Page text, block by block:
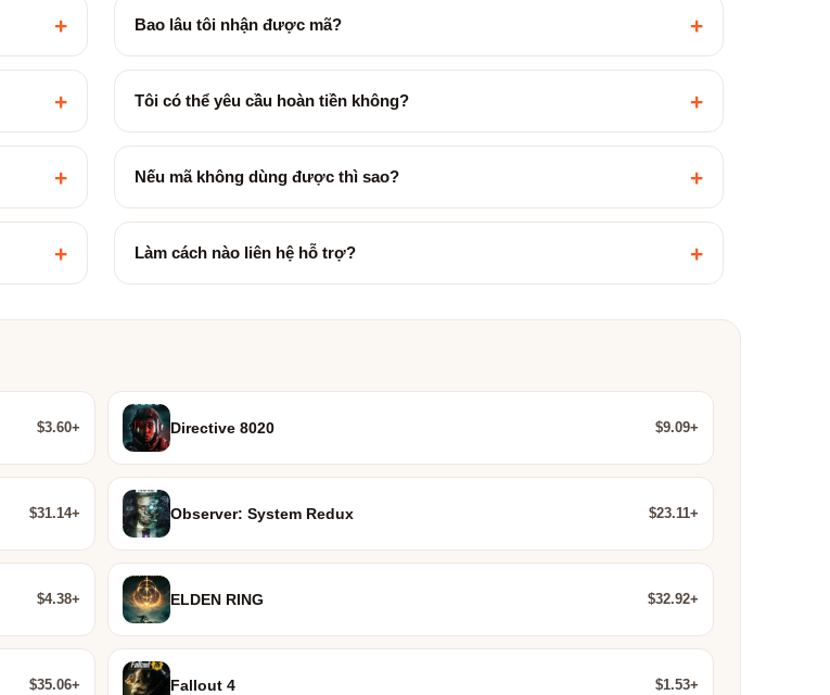
+ Bao lâu tôi nhận được mã? +
+ Tôi có thể yêu cầu hoàn tiền không? +
+ Nếu mã không dùng được thì sao? +
+ Làm cách nào liên hệ hỗ trợ? +
$3.60+ Directive 8020 $9.09+
$31.14+ Observer: System Redux $23.11+
$4.38+ ELDEN RING $32.92+
$35.06+ Fallout 4 $1.53+